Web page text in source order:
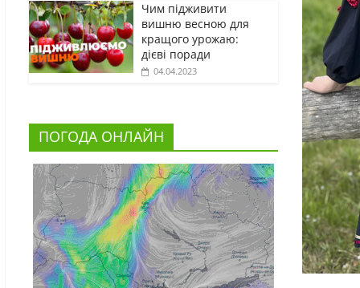
Чим підживити
вишню весною для
кращого урожаю:
дієві поради
04.04.2023
ПОГОДА ОНЛАЙН